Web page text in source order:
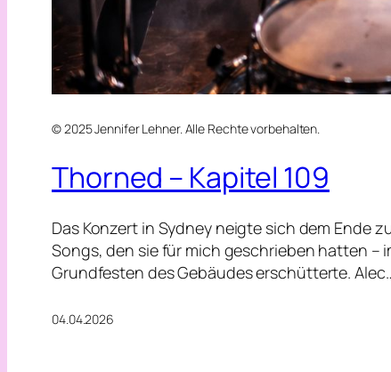
© 2025 Jennifer Lehner. Alle Rechte vorbehalten.
Thorned – Kapitel 109
Das Konzert in Sydney neigte sich dem Ende
Songs, den sie für mich geschrieben hatten –
Grundfesten des Gebäudes erschütterte.
04.04.2026